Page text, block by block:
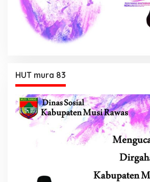
HUT mura 83